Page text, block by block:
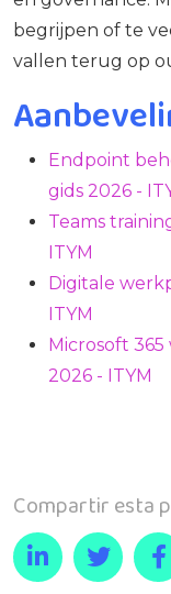
begrijpen of te
vallen terug op
Endpoint
gids 2026 -
Teams
ITYM
Digitale
ITYM
Microsoft
2026 - ITYM
Compartir esta